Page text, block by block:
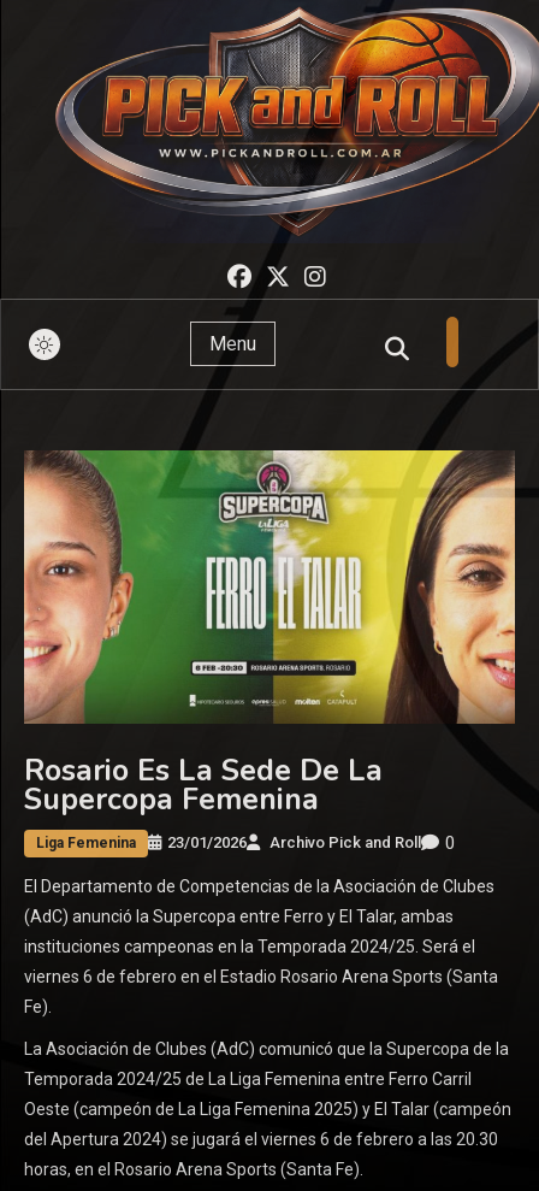
Pick And Roll
Menu
Rosario Es La Sede De La
Supercopa Femenina
Liga Femenina 23/01/2026 Archivo Pick and Roll 0
El Departamento de Competencias de la Asociación de Clubes
(AdC) anunció la Supercopa entre Ferro y El Talar, ambas
instituciones campeonas en la Temporada 2024/25. Será el
viernes 6 de febrero en el Estadio Rosario Arena Sports (Santa
Fe).
La Asociación de Clubes (AdC) comunicó que la Supercopa de la
Temporada 2024/25 de La Liga Femenina entre Ferro Carril
Oeste (campeón de La Liga Femenina 2025) y El Talar (campeón
del Apertura 2024) se jugará el viernes 6 de febrero a las 20.30
horas, en el Rosario Arena Sports (Santa Fe).